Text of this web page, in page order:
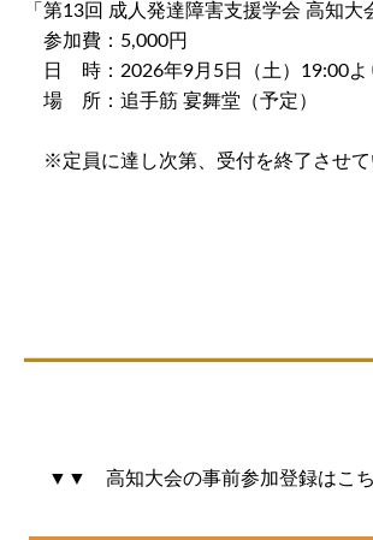
「第13回 成人発達障害支援学会 高知大
参加費：5,000円
日 時：2026年9月5日（土）19:00よ
場 所：追手筋 宴舞堂（予定）
※定員に達し次第、受付を終了させて
▼▼ 高知大会の事前参加登録は